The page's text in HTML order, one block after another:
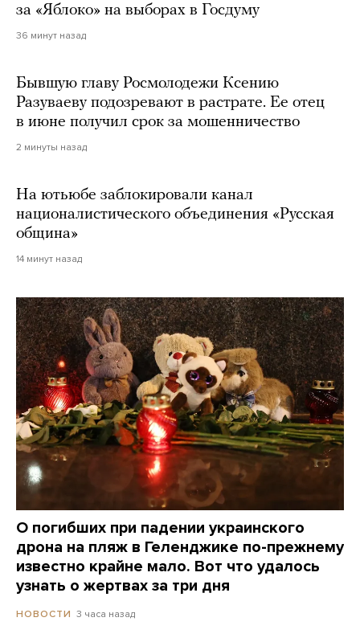
за «Яблоко» на выборах в Госдуму
36 минут назад
Бывшую главу Росмолодежи Ксению
Разуваеву подозревают в растрате. Ее отец
в июне получил срок за мошенничество
2 минуты назад
На ютьюбе заблокировали канал
националистического объединения «Русская
община»
14 минут назад
О погибших при падении украинского
дрона на пляж в Геленджике по-прежнему
известно крайне мало. Вот что удалось
узнать о жертвах за три дня
НОВОСТИ 3 часа назад